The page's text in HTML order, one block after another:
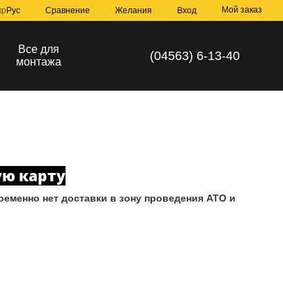
Рус Сравнение Желания Вход Мой заказ
Все для
монтажа
(04563) 6-13-40
карту
нет доставки в зону проведения АТО и